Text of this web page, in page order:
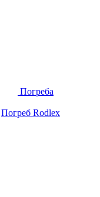
Погреба
Погреб Rodlex